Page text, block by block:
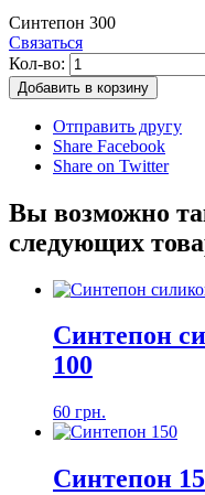
Синтепон 300
Связаться
Кол-во:
Добавить в корзину
Отправить другу
Share Facebook
Share on Twitter
Вы возможно
следующих
Синтепон
100
60 грн.
Синтепон